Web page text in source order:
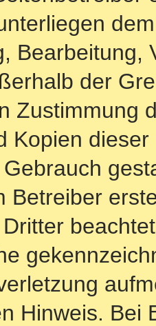
Bearbeitung,
der
Zustimmung
Kopien
Betreiber
Hinweis. Bei